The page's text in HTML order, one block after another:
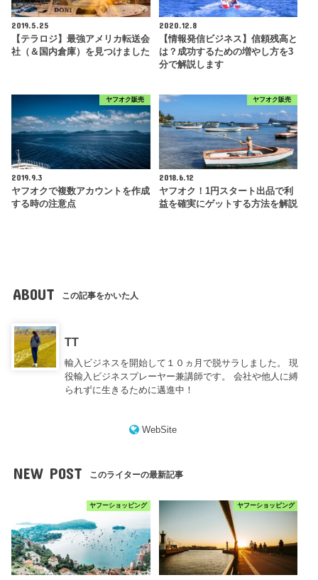
2019.5.25
【テラロジ】最強アメリカ転送会
社（＆国内倉庫）を見つけました
2020.12.8
【情報発信ビジネス】信頼残高と
は？成功するための増やし方を3
分で解説します
ヤフオク販売
2019.9.3
ヤフオクで複数アカウントを作成
する時の注意点
ヤフオク販売
2018.6.12
ヤフオク！1円スタート出品で利
益を確実にゲットする方法を解説
ABOUT この記事をかいた人
TT
輸入ビジネスを開始して１０ヵ月で脱サラしました。 現
役輸入ビジネスプレーヤー兼講師です。 会社や他人に縛
られずに生きるために邁進中！
WebSite
NEW POST このライターの最新記事
ヤフーショッピング ヤフーショッピング